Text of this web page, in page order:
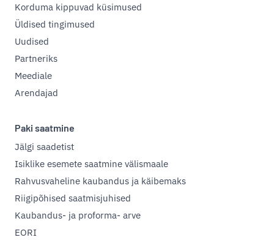
Korduma kippuvad küsimused
Üldised tingimused
Uudised
Partneriks
Meediale
Arendajad
Paki saatmine
Jälgi saadetist
Isiklike esemete saatmine välismaale
Rahvusvaheline kaubandus ja käibemaks
Riigipõhised saatmisjuhised
Kaubandus- ja proforma- arve
EORI